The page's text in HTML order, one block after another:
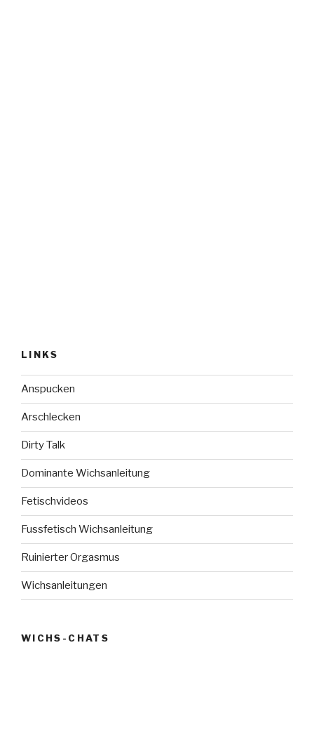
LINKS
Anspucken
Arschlecken
Dirty Talk
Dominante Wichsanleitung
Fetischvideos
Fussfetisch Wichsanleitung
Ruinierter Orgasmus
Wichsanleitungen
WICHS-CHATS